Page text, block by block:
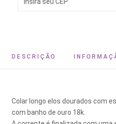
DESCRIÇÃO
Colar longo elos dourados com
com banho de ouro 18k.